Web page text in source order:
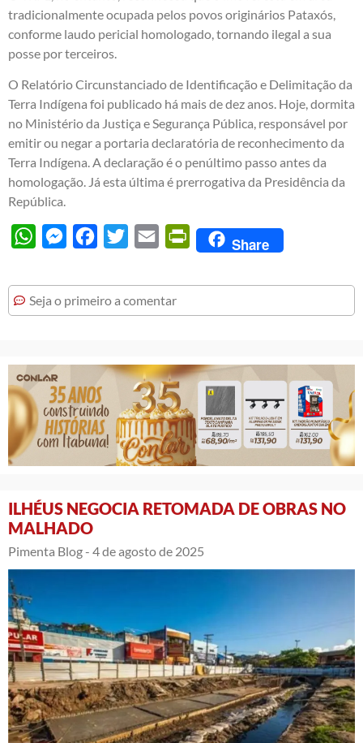
tradicionalmente ocupada pelos povos originários Pataxós,
conforme laudo pericial homologado, tornando ilegal a sua
posse por terceiros.
O Relatório Circunstanciado de Identificação e Delimitação da
Terra Indígena foi publicado há mais de dez anos. Hoje, dormita
no Ministério da Justiça e Segurança Pública, responsável por
emitir ou negar a portaria declaratória de reconhecimento da
Terra Indígena. A declaração é o penúltimo passo antes da
homologação. Já esta última é prerrogativa da Presidência da
República.
WhatsAppMessengerFacebook
Twitter Email PrintFriendly
Share
Seja o primeiro a comentar
ILHÉUS NEGOCIA RETOMADA DE OBRAS NO
MALHADO
Pimenta Blog - 4 de agosto de 2025